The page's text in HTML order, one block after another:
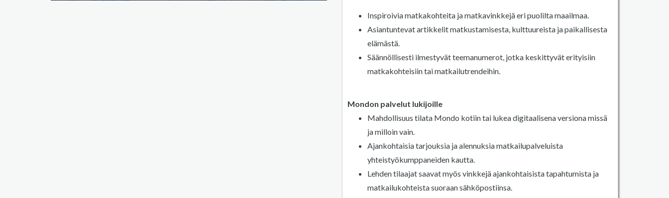
Inspiroivia matkakohteita ja matkavinkkejä eri puolilta maailmaa.
Asiantuntevat artikkelit matkustamisesta, kulttuureista ja paikallisesta
elämästä.
Säännöllisesti ilmestyvät teemanumerot, jotka keskittyvät erityisiin
matkakohteisiin tai matkailutrendeihin.
Mondon palvelut lukijoille
Mahdollisuus tilata Mondo kotiin tai lukea digitaalisena versiona missä
ja milloin vain.
Ajankohtaisia tarjouksia ja alennuksia matkailupalveluista
yhteistyökumppaneiden kautta.
Lehden tilaajat saavat myös vinkkejä ajankohtaisista tapahtumista ja
matkailukohteista suoraan sähköpostiinsa.